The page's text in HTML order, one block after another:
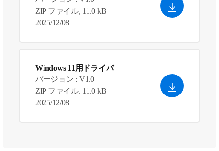
ZIP ファイル, 11.0 kB
2025/12/08
Windows 11用ドライバ
バージョン : V1.0
ZIP ファイル, 11.0 kB
2025/12/08